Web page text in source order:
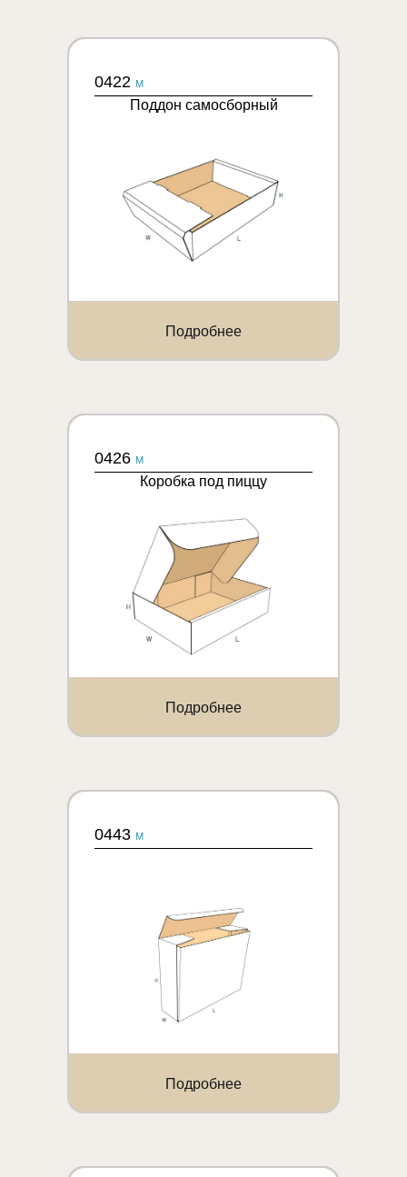
0422 M
Поддон самосборный
Подробнее
0426 M
Коробка под пиццу
Подробнее
0443 M
Подробнее